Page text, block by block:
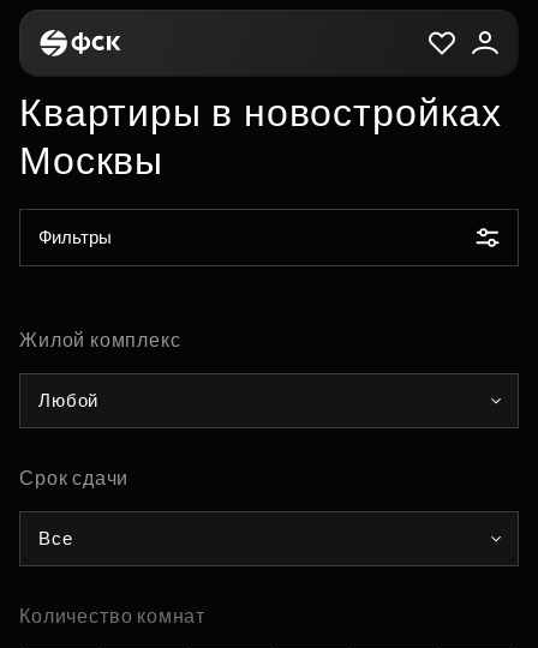
Квартиры в новостройках
Москвы
Фильтры
Жилой комплекс
Любой
Срок сдачи
Все
Количество комнат